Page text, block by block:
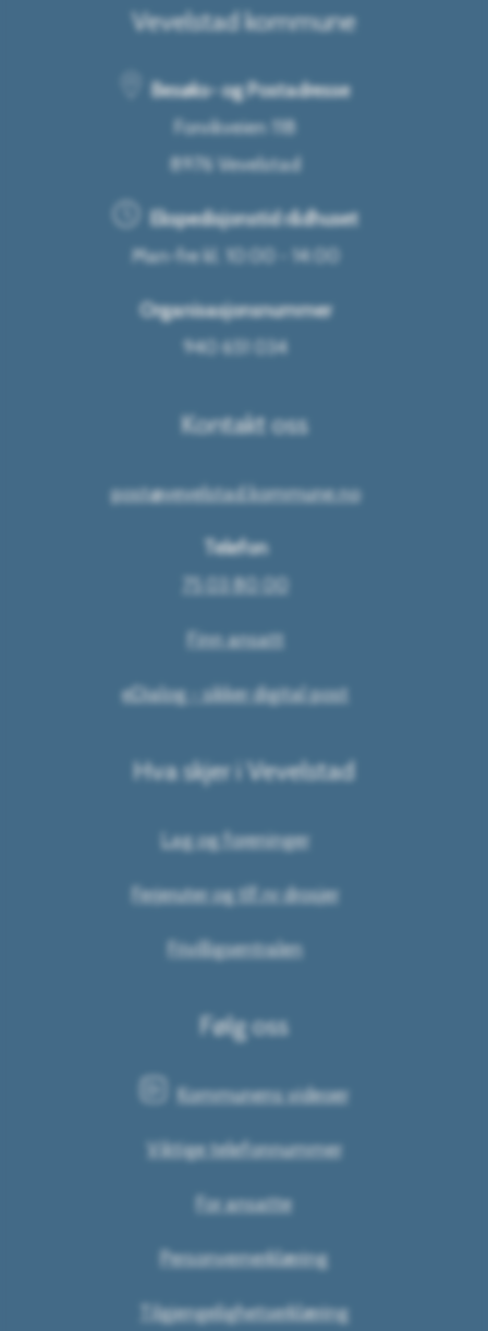
Vevelstad kommune
Besøks- og Postadresse
Forvikveien 118
8976 Vevelstad
Ekspedisjonstid rådhuset
Man-fre kl. 10:00 - 14:00
Organisasjonsnummer
940 651 034
Kontakt oss
post@vevelstad.kommune.no
Telefon
75 03 80 00
Finn ansatt
eDialog - sikker digital post
Hva skjer i Vevelstad
Lag og foreninger
Ferjeruter og tlf.nr drosjer
Frivilligsentralen
Følg oss
Kommunens videoer
Viktige telefonnummer
For ansatte
Personvernerklæring
Tilgjengelighetserklæring